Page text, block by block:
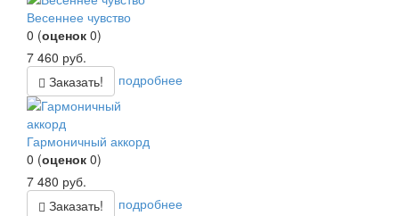
Весеннее чувство
0 (оценок 0)
7 460 руб.
Заказать!
подробнее
Гармоничный аккорд
0 (оценок 0)
7 480 руб.
Заказать!
подробнее